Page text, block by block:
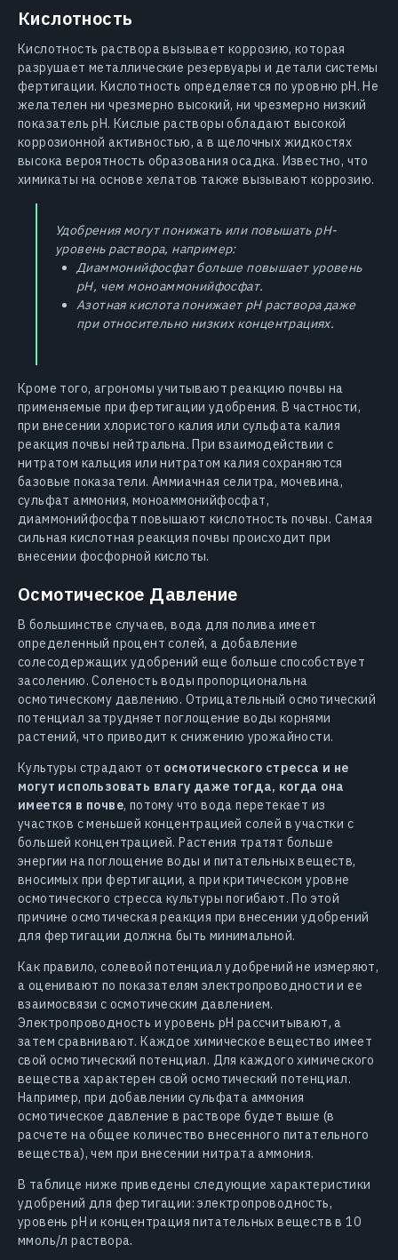
Кислотность
Кислотность раствора вызывает коррозию, которая
разрушает металлические резервуары и детали системы
фертигации. Кислотность определяется по уровню pH. Не
желателен ни чрезмерно высокий, ни чрезмерно низкий
показатель pH. Кислые растворы обладают высокой
коррозионной активностью, а в щелочных жидкостях
высока вероятность образования осадка. Известно, что
химикаты на основе хелатов также вызывают коррозию.
Удобрения могут понижать или повышать рН-
уровень раствора, например:
Диаммонийфосфат больше повышает уровень
pH, чем моноаммонийфосфат.
Азотная кислота понижает рН раствора даже
при относительно низких концентрациях.
Кроме того, агрономы учитывают реакцию почвы на
применяемые при фертигации удобрения. В частности,
при внесении хлористого калия или сульфата калия
реакция почвы нейтральна. При взаимодействии с
нитратом кальция или нитратом калия сохраняются
базовые показатели. Аммиачная селитра, мочевина,
сульфат аммония, моноаммонийфосфат,
диаммонийфосфат повышают кислотность почвы. Самая
сильная кислотная реакция почвы происходит при
внесении фосфорной кислоты.
Осмотическое Давление
В большинстве случаев, вода для полива имеет
определенный процент солей, а добавление
солесодержащих удобрений еще больше способствует
засолению. Соленость воды пропорциональна
осмотическому давлению. Отрицательный осмотический
потенциал затрудняет поглощение воды корнями
растений, что приводит к снижению урожайности.
Культуры страдают от осмотического стресса и не
могут использовать влагу даже тогда, когда она
имеется в почве, потому что вода перетекает из
участков с меньшей концентрацией солей в участки с
большей концентрацией. Растения тратят больше
энергии на поглощение воды и питательных веществ,
вносимых при фертигации, а при критическом уровне
осмотического стресса культуры погибают. По этой
причине осмотическая реакция при внесении удобрений
для фертигации должна быть минимальной.
Как правило, солевой потенциал удобрений не измеряют,
а оценивают по показателям электропроводности и ее
взаимосвязи с осмотическим давлением.
Электропроводность и уровень pH рассчитывают, а
затем сравнивают. Каждое химическое вещество имеет
свой осмотический потенциал. Для каждого химического
вещества характерен свой осмотический потенциал.
Например, при добавлении сульфата аммония
осмотическое давление в растворе будет выше (в
расчете на общее количество внесенного питательного
вещества), чем при внесении нитрата аммония.
В таблице ниже приведены следующие характеристики
удобрений для фертигации: электропроводность,
уровень pH и концентрация питательных веществ в 10
ммоль/л раствора.